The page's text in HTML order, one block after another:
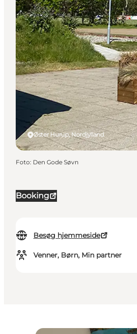
Booking
Besøg hjemmeside
Venner, Børn, Min partner
Øster Hurup, Nordjylland
Foto: Den Gode Søvn